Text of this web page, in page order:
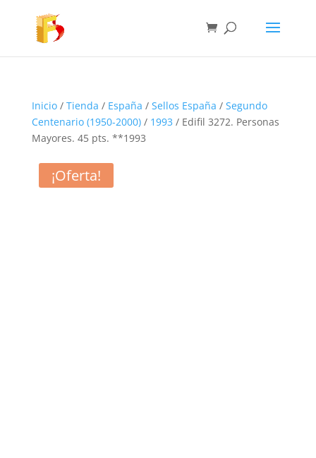
Inicio/ Tienda / España / Sellos España / Segundo
Centenario (1950-2000)/ 1993 / Edifil 3272. Personas
Mayores. 45 pts. **1993
¡Oferta!